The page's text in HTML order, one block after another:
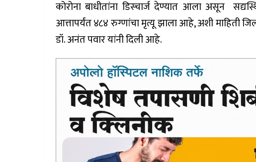
कोरोना बाधीतांना डिस्चार्ज देण्यात आला असून
आत्तापर्यंत ४८४ रुग्णांचा मृत्यू झाला आहे, अशी माहिती
डॉ. अनंत पवार यांनी दिली आहे.